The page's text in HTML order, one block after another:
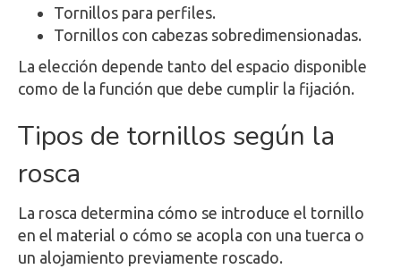
Tornillos para perfiles.
Tornillos con cabezas sobredimensionadas.
La elección depende tanto del espacio disponible
como de la función que debe cumplir la fijación.
Tipos de tornillos según la
rosca
La rosca determina cómo se introduce el tornillo
en el material o cómo se acopla con una tuerca o
un alojamiento previamente roscado.